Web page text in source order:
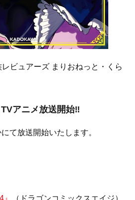
ビュアーズ まりおねっと・くら
アニメ放送開始‼
て放送開始いたします。
（ドラゴンコミックスエイジ）